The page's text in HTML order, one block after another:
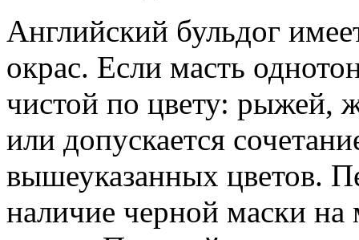
Английский бульдог
окрас. Если масть
чистой по цвету: рыжей,
или допускается
вышеуказанных цветов.
наличие черной маски